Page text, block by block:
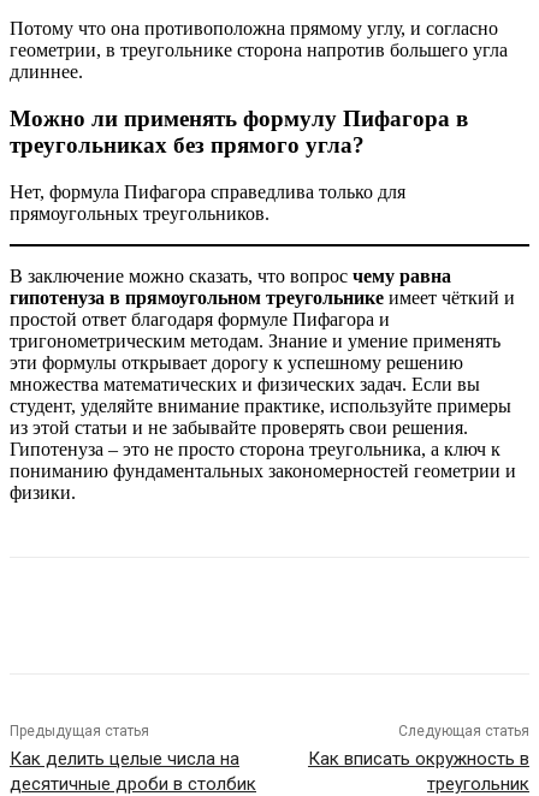
Потому что она противоположна прямому углу, и согласно
геометрии, в треугольнике сторона напротив большего угла
длиннее.
Можно ли применять формулу Пифагора в
треугольниках без прямого угла?
Нет, формула Пифагора справедлива только для
прямоугольных треугольников.
В заключение можно сказать, что вопрос чему равна
гипотенуза в прямоугольном треугольнике имеет чёткий и
простой ответ благодаря формуле Пифагора и
тригонометрическим методам. Знание и умение применять
эти формулы открывает дорогу к успешному решению
множества математических и физических задач. Если вы
студент, уделяйте внимание практике, используйте примеры
из этой статьи и не забывайте проверять свои решения.
Гипотенуза – это не просто сторона треугольника, а ключ к
пониманию фундаментальных закономерностей геометрии и
физики.
Предыдущая статья
Как делить целые числа на
десятичные дроби в столбик
Следующая статья
Как вписать окружность в
треугольник